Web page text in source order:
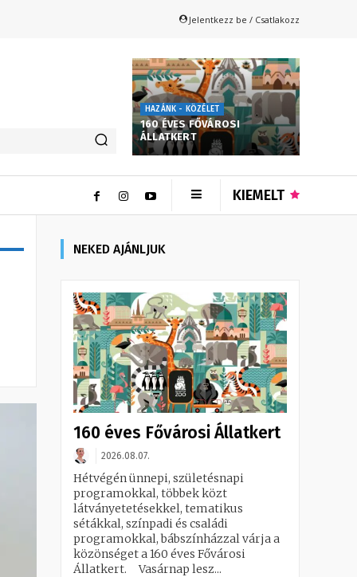
Jelentkezz be / Csatlakozz
HAZÁNK - KÖZÉLET
160 ÉVES FŐVÁROSI
ÁLLATKERT
KIEMELT
NEKED AJÁNLJUK
160 éves Fővárosi Állatkert
2026.08.07.
Hétvégén ünnepi, születésnapi
programokkal, többek közt
látványetetésekkel, tematikus
sétákkal, színpadi és családi
programokkal, bábszínházzal várja a
közönséget a 160 éves Fővárosi
Állatkert. Vasárnap lesz...